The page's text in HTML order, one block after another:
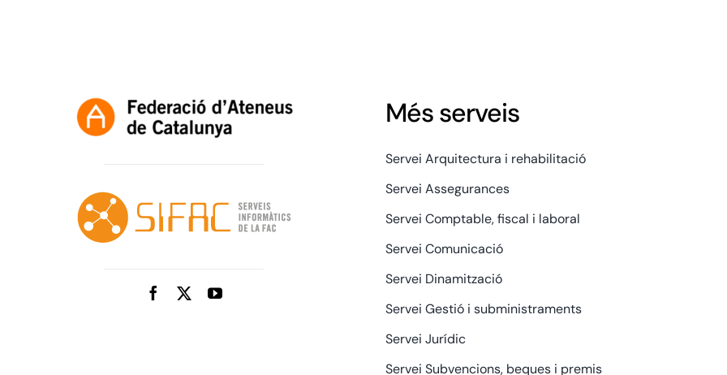
Més serveis
Servei Arquitectura i rehabilitació
Servei Assegurances
Servei Comptable, fiscal i laboral
Servei Comunicació
Servei Dinamització
Servei Gestió i subministraments
Servei Jurídic
Servei Subvencions, beques i premis